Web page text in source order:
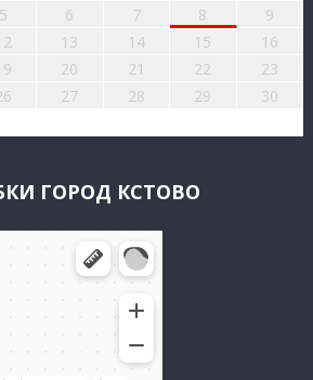
5 6 7 8
9
13 14 15
16
20 21 22
23
27 28 29
30
ГОРОД КСТОВО